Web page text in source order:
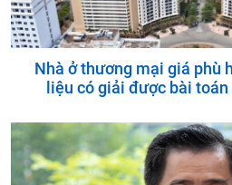
Nhà ở thương mại giá phù
liệu có giải được bài